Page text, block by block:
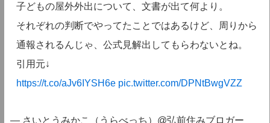
子どもの屋外外出について、文書が出て何より。
それぞれの判断でやってたことではあるけど、周りから
通報されるんじゃ、公式見解出してもらわないとね。
引用元↓
https://t.co/aJv6IYSH6e pic.twitter.com/DPNtBwgVZZ
— さいとうみかこ（うらべっち）@弘前住みブロガー